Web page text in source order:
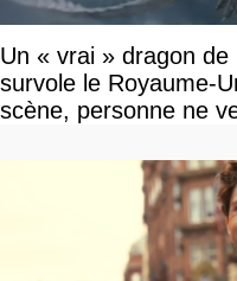
Un « vrai » dragon
survole le Royaume-
scène, personne ne